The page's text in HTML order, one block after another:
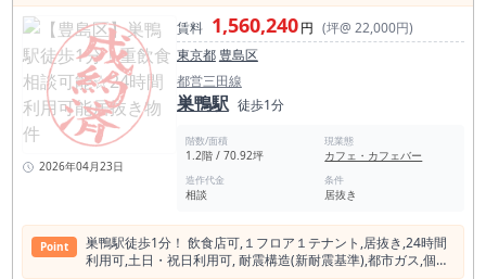
2026年04月23日
賃料 1,560,240円 (坪@ 22,000円)
東京都 豊島区
都営三田線
巣鴨駅 徒歩1分
階数/面積
1.2階 / 70.92坪
現業態
カフェ・カフェバー
造作代金
相談
条件
居抜き
Point
巣鴨駅徒歩1分！ 飲⾷店可,１フロア１テナント,居抜き,24時間
利⽤可,⼟⽇・祝⽇利⽤可, 耐震構造(新耐震基準),都市ガス,個別